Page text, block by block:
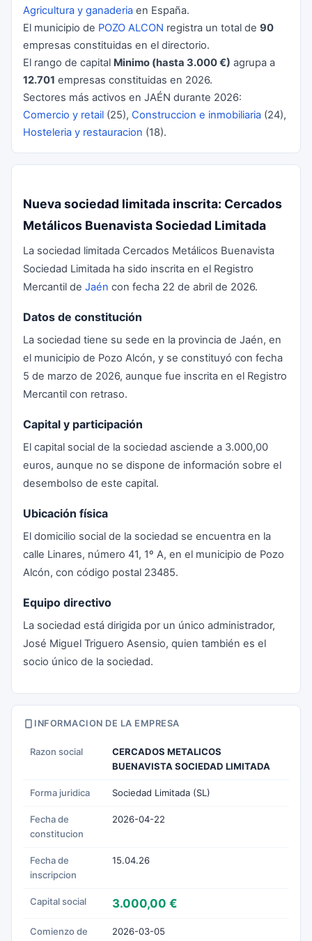
Agricultura y ganaderia en España.
El municipio de POZO ALCON registra un total de 90
empresas constituidas en el directorio.
El rango de capital Minimo (hasta 3.000 €) agrupa a
12.701 empresas constituidas en 2026.
Sectores más activos en JAÉN durante 2026:
Comercio y retail (25), Construccion e inmobiliaria (24),
Hosteleria y restauracion (18).
Nueva sociedad limitada inscrita: Cercados
Metálicos Buenavista Sociedad Limitada
La sociedad limitada Cercados Metálicos Buenavista
Sociedad Limitada ha sido inscrita en el Registro
Mercantil de Jaén con fecha 22 de abril de 2026.
Datos de constitución
La sociedad tiene su sede en la provincia de Jaén, en
el municipio de Pozo Alcón, y se constituyó con fecha
5 de marzo de 2026, aunque fue inscrita en el Registro
Mercantil con retraso.
Capital y participación
El capital social de la sociedad asciende a 3.000,00
euros, aunque no se dispone de información sobre el
desembolso de este capital.
Ubicación física
El domicilio social de la sociedad se encuentra en la
calle Linares, número 41, 1º A, en el municipio de Pozo
Alcón, con código postal 23485.
Equipo directivo
La sociedad está dirigida por un único administrador,
José Miguel Triguero Asensio, quien también es el
socio único de la sociedad.
INFORMACION DE LA EMPRESA
Razon social
CERCADOS METALICOS
BUENAVISTA SOCIEDAD LIMITADA
Forma juridica Sociedad Limitada (SL)
Fecha de
constitucion
2026-04-22
Fecha de
inscripcion
15.04.26
Capital social 3.000,00 €
Comienzo de
2026-03-05